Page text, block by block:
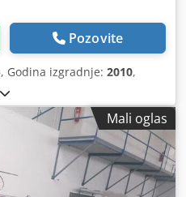
Pozovite
, Godina izgradnje: 2010,
Mali oglas